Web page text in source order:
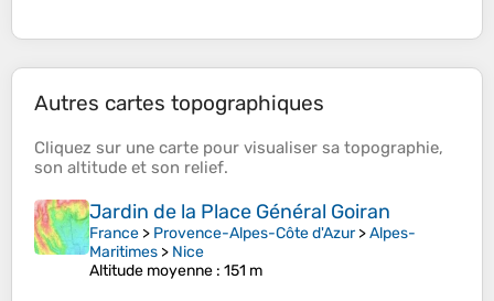
Autres cartes topographiques
Cliquez sur une carte pour visualiser sa topographie,
son altitude et son relief.
Jardin de la Place Général Goiran
France > Provence-Alpes-Côte d'Azur>Alpes-
Maritimes > Nice
Altitude moyenne : 151 m